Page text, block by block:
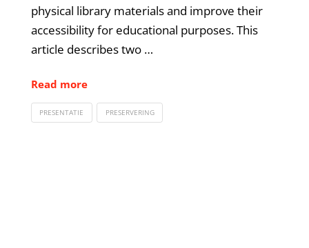
physical library materials and improve their
accessibility for educational purposes. This
article describes two …
Read more
PRESENTATIE PRESERVERING